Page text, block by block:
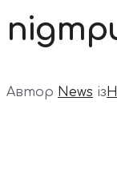
Автор News із